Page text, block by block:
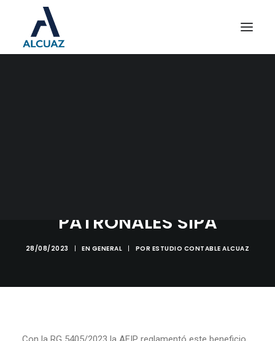
PATRONALES SIPA
28/08/2023 | EN GENERAL | POR ESTUDIO CONTABLE ALCUAZ